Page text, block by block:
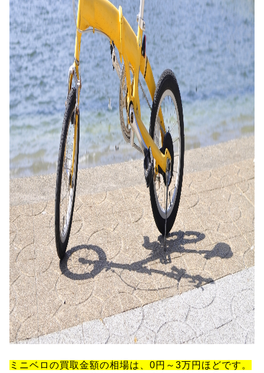
ミニベロの買取金額の相場は、0円～3万円ほどです。